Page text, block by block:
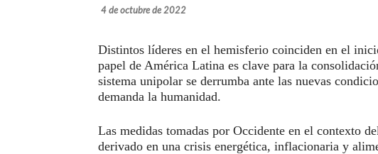
4 de octubre de 2022
Distintos líderes en el hemisferio coinciden en el
papel de América Latina es clave para la
sistema unipolar se derrumba ante las nuevas
demanda la humanidad.
Las medidas tomadas por Occidente en el contexto
derivado en una crisis energética, inflacionaria y